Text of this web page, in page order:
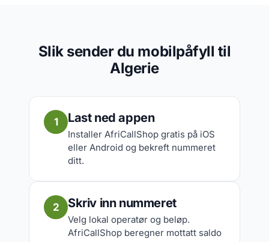
Slik sender du mobilpåfyll til
Algerie
1 Last ned appen
Installer AfriCallShop gratis på iOS
eller Android og bekreft nummeret
ditt.
2 Skriv inn nummeret
Velg lokal operatør og beløp.
AfriCallShop beregner mottatt saldo